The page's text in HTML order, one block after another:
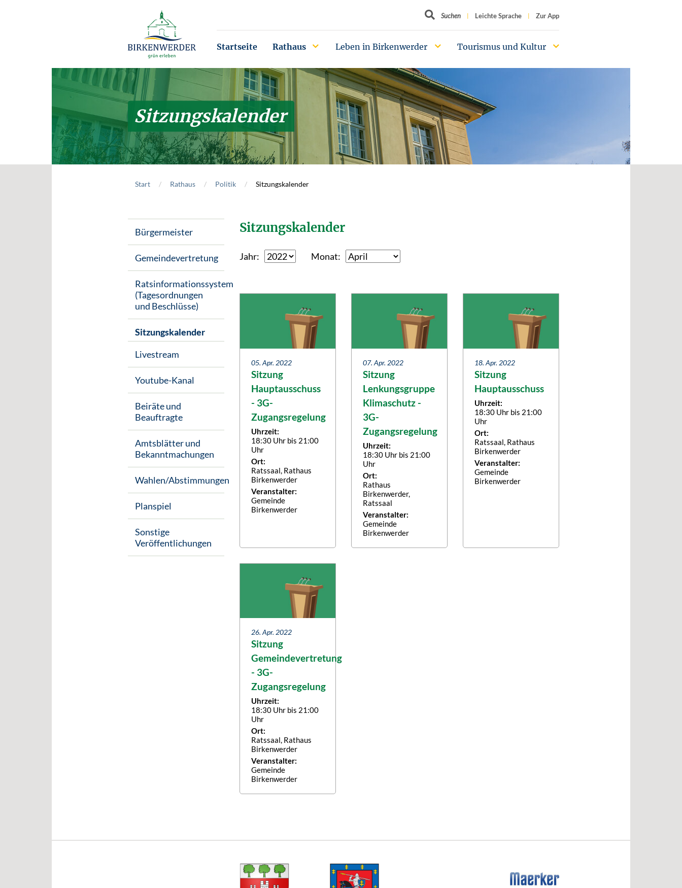
Suchbegriff
Suchen Leichte Sprache Zur App
Startseite Rathaus Leben in Birkenwerder Tourismus und Kultur
Sitzungskalender
Start Rathaus Politik Sitzungskalender
Bürgermeister
Gemeindevertretung
Ratsinformationssystem
(Tagesordnungen
und Beschlüsse)
Sitzungskalender
Livestream
Youtube-Kanal
Beiräte und
Beauftragte
Amtsblätter und
Bekanntmachungen
Wahlen/Abstimmungen
Planspiel
Sonstige
Veröffentlichungen
Sitzungskalender
Jahr Monat
05. Apr. 2022
Sitzung
Hauptausschuss
- 3G-
Zugangsregelung
Uhrzeit:
18:30 Uhr bis 21:00
Uhr
Ort:
Ratssaal, Rathaus
Birkenwerder
Veranstalter:
Gemeinde
Birkenwerder
07. Apr. 2022
Sitzung
Lenkungsgruppe
Klimaschutz -
3G-
Zugangsregelung
Uhrzeit:
18:30 Uhr bis 21:00
Uhr
Ort:
Rathaus
Birkenwerder,
Ratssaal
Veranstalter:
Gemeinde
Birkenwerder
18. Apr. 2022
Sitzung
Hauptausschuss
Uhrzeit:
18:30 Uhr bis 21:00
Uhr
Ort:
Ratssaal, Rathaus
Birkenwerder
Veranstalter:
Gemeinde
Birkenwerder
26. Apr. 2022
Sitzung
Gemeindevertretung
- 3G-
Zugangsregelung
Uhrzeit:
18:30 Uhr bis 21:00
Uhr
Ort:
Ratssaal, Rathaus
Birkenwerder
Veranstalter:
Gemeinde
Birkenwerder